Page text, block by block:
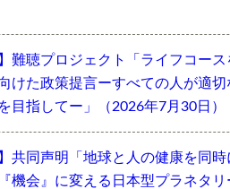
難聴プロジェクト「ライフコー
けた政策提言ーすべての人が適
目指してー」（2026年7月30日）
共同声明「地球と人の健康を同
機会』に変える日本型プラネタ